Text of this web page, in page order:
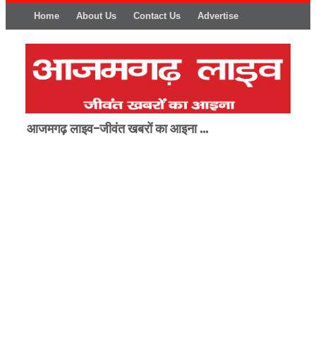
Home About Us Contact Us Advertise
आजमगढ़ लाइव-जीवंत खबरों का आइना ...